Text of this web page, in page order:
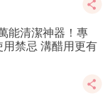
能清潔神器！專
禁忌 溝醋用更有